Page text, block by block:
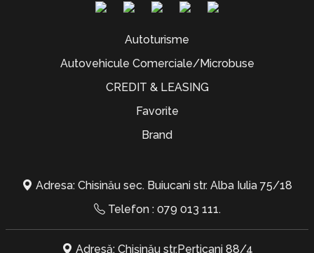
Autoturisme
Autovehicule Comerciale/Microbuse
CREDIT & LEASING
Favorite
Brand
Adresa: Chisinău sec. Buiucani str. Alba Iulia 75/18
Telefon : 079 013 111.
Adresă: Chișinău str.Perticani 88/4